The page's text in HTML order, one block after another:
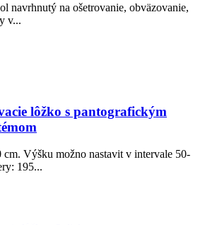
navrhnutý na ošetrovanie, obväzovanie,
v...
lôžko s pantografickým
Výšku možno nastavit v intervale 50-
195...